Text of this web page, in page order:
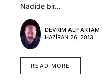
Nadide bir…
DEVRIM ALP ARTAM
HAZIRAN 26, 2013
READ MORE